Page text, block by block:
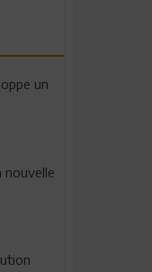
un
nouvelle